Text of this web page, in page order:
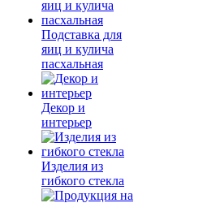
Подставка для
яиц и кулича
пасхальная
Декор и
интерьер
Изделия из
гибкого стекла